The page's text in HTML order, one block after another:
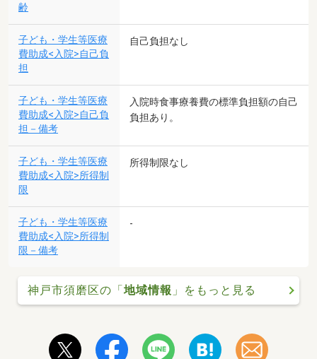
齢
子ども・学生等医療
費助成<入院>自己負
担
自己負担なし
子ども・学生等医療
費助成<入院>自己負
担－備考
入院時食事療養費の標準負担額の自己
負担あり。
子ども・学生等医療
費助成<入院>所得制
限
所得制限なし
子ども・学生等医療
費助成<入院>所得制
限－備考
-
神戸市須磨区の「 地域情報 」をもっと見る